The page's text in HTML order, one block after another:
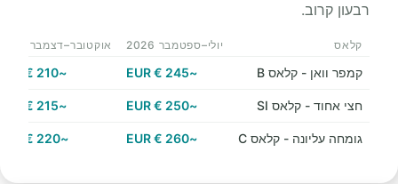
רבעון קרוב.
קלאס יולי–ספטמבר 2026 אוקטובר–דצמבר 2026
קמפר וואן - קלאס B ~245 € EUR
~210 € EUR
חצי אחוד - קלאס SI ~250 € EUR
~215 € EUR
גומחה עליונה - קלאס C ~260 € EUR
~220 € EUR